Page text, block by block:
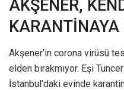
AKŞENER,
KARANTİNAYA
Akşener’in corona virüsü
elden bırakmıyor. Eşi
İstanbul’daki evinde